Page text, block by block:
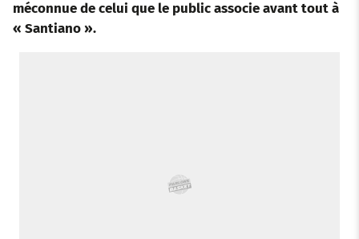
k p s n
méconnue de celui que le public associe avant tout à
« Santiano ».